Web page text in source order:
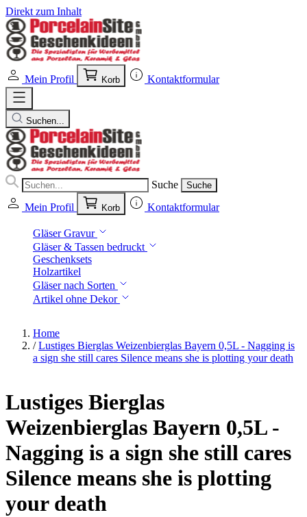
Direkt zum Inhalt
Mein Profil Korb Kontaktformular
Suchen...
Suche Suche
Mein Profil Korb Kontaktformular
Gläser Gravur
Gläser & Tassen bedruckt
Geschenksets
Holzartikel
Gläser nach Sorten
Artikel ohne Dekor
Home
/ Lustiges Bierglas Weizenbierglas Bayern 0,5L - Nagging is
a sign she still cares Silence means she is plotting your death
Lustiges Bierglas
Weizenbierglas Bayern 0,5L -
Nagging is a sign she still cares
Silence means she is plotting
your death